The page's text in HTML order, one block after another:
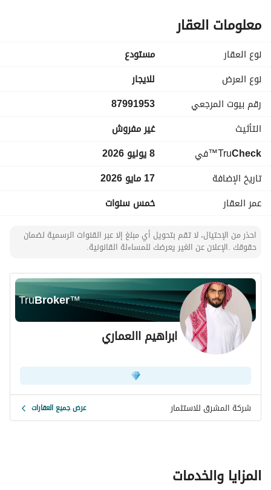
- المساحة: 3210 متر مربع
- الموقع: السلي, الرياض
- سعر الإيجار: 738,300 ريال سعودي سنويًا
- الغرض: تأجير
- مؤثثة: غير مؤثثة
المرافق:
- إمداد كهربائي موثوق، مما يضمن الكفاءة التشغيلية.
المستودع ليس مجرد مساحة؛ إنه أصل استراتيجي لعملك.
معلومات العقار
نوع العقار
مستودع
نوع العرض
للايجار
رقم بيوت المرجعي
87991953
التأثيث
غير مفروش
™TruCheck في
8 يوليو 2026
تاريخ الإضافة
17 مايو 2026
عمر العقار
خمس سنوات
احذر من الإحتيال، لا تقم بتحويل أي مبلغ إلا عبر القنوات الرسمية لضمان
حقوقك .الإعلان عن الغير يعرضك للمساءلة القانونية.
TruBroker™
ابراهيم االعماري
شركة المشرق للاستثمار عرض جميع العقارات
المزايا والخدمات